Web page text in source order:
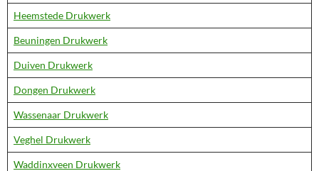
Heemstede Drukwerk
Beuningen Drukwerk
Duiven Drukwerk
Dongen Drukwerk
Wassenaar Drukwerk
Veghel Drukwerk
Waddinxveen Drukwerk